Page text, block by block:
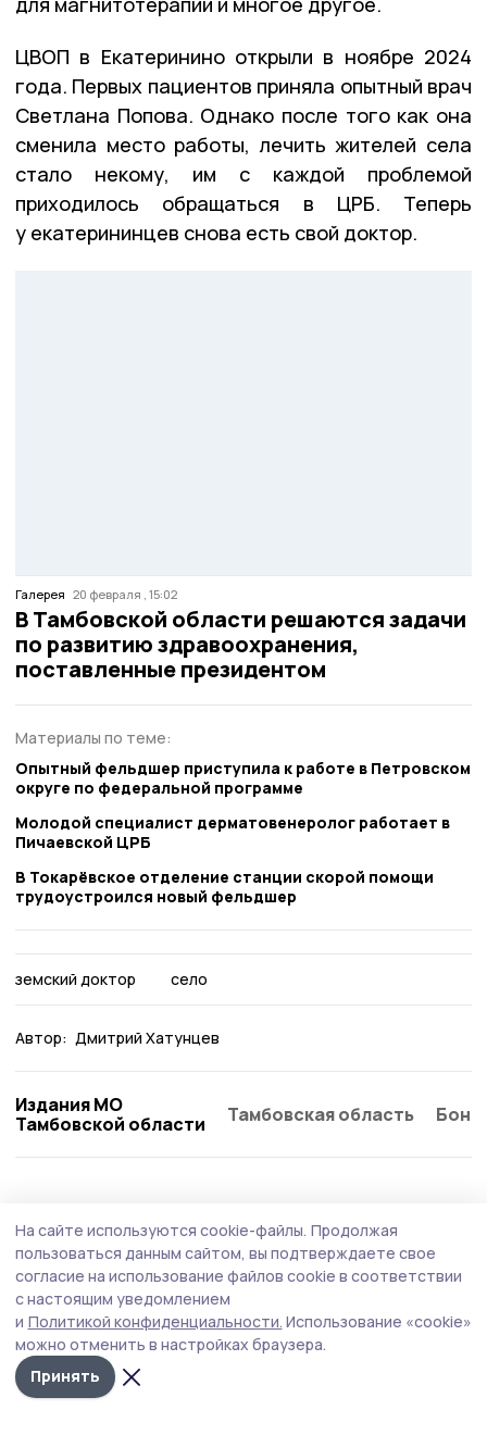
ЦВОП в Екатеринино открыли в ноябре 2024
года. Первых пациентов приняла опытный врач
Светлана Попова. Однако после того как она
сменила место работы, лечить жителей села
стало некому, им с каждой проблемой
приходилось обращаться в ЦРБ. Теперь
у екатерининцев снова есть свой доктор.
Галерея 20 февраля , 15:02
В Тамбовской области решаются задачи
по развитию здравоохранения,
поставленные президентом
Материалы по теме:
Опытный фельдшер приступила к работе в Петровском
округе по федеральной программе
Молодой специалист дерматовенеролог работает в
Пичаевской ЦРБ
В Токарёвское отделение станции скорой помощи
трудоустроился новый фельдшер
земский доктор село
Автор: Дмитрий Хатунцев
Издания МО
Тамбовской области
Тамбовская область
Маршрут «Заботы» пролегал через 23
муниципалитета Тамбовской области
Медико-социальный автопоезд «Забота» посетил
сельские населённые пункты во всех муниципальных
округах региона.
На сайте используются cookie-файлы. Продолжая
пользоваться данным сайтом, вы подтверждаете свое
согласие на использование файлов cookie в соответствии
с настоящим уведомлением
и Политикой конфиденциальности. Использование «cookie»
можно отменить в настройках браузера.
Принять